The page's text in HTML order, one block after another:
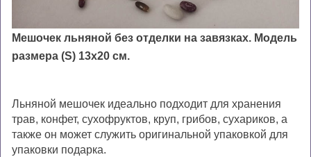
Мешочек льняной без отделки на завязках. Модель
размера (S) 13х20 см.
Льняной мешочек идеально подходит для хранения
трав, конфет, сухофруктов, круп, грибов, сухариков, а
также он может служить оригинальной упаковкой для
упаковки подарка.